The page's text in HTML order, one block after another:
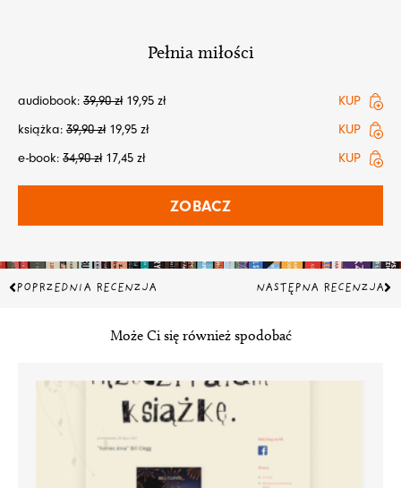
Pełnia miłości
audiobook: 39,90zł 19,95 zł
KUP
książka: 39,90zł 19,95 zł
KUP
e-book: 34,90zł 17,45 zł KUP
ZOBACZ
Prev
POPRZEDNIA RECENZJA NASTĘPNA RECENZJA
Może Ci się również spodobać